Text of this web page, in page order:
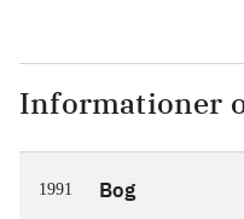
Informationer
1991 Bog